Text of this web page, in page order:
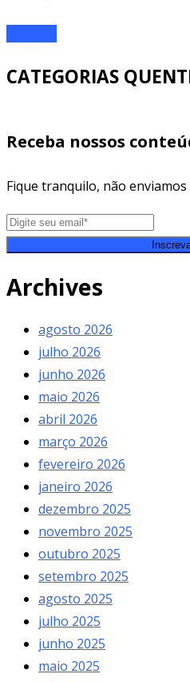
CATEGORIAS
Receba nossos
Fique tranquilo, não enviamos
Archives
agosto 2026
julho 2026
junho 2026
maio 2026
abril 2026
março 2026
fevereiro 2026
janeiro 2026
dezembro 2025
novembro 2025
outubro 2025
setembro 2025
agosto 2025
julho 2025
junho 2025
maio 2025